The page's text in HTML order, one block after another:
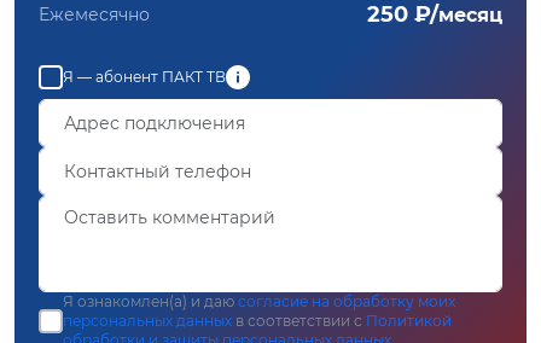
Ежемесячно 250 ₽/месяц
Я — абонент ПАКТ ТВ
Я ознакомлен(а) и даю согласие на обработку моих
персональных данных в соответствии с Политикой